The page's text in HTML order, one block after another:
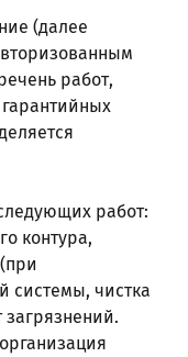
(далее
работ,
работ:
контура,
системы, чистка
загрязнений.